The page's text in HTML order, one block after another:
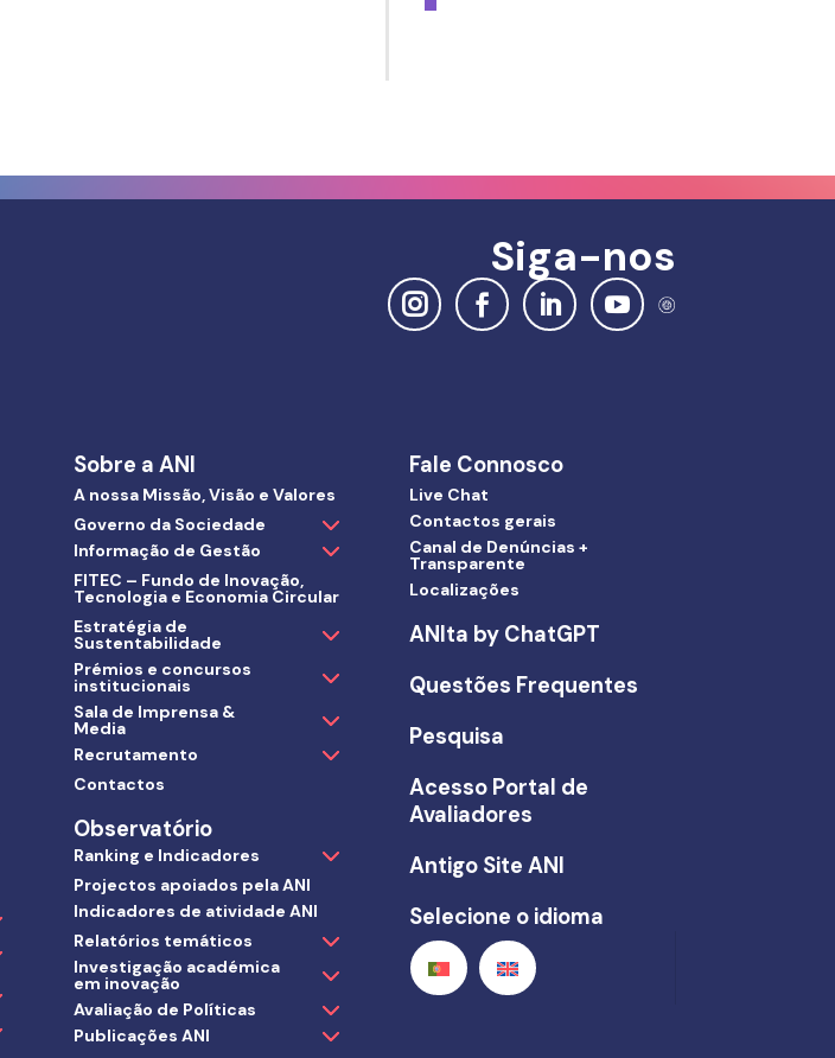
Siga-nos
Sobre a ANI
A nossa Missão, Visão e Valores
Governo da Sociedade
Informação de Gestão
FITEC – Fundo de Inovação,
Tecnologia e Economia Circular
Estratégia de
Sustentabilidade
Prémios e concursos
institucionais
Sala de Imprensa &
Media
Recrutamento
Contactos
Observatório
Ranking e Indicadores
Projectos apoiados pela ANI
Indicadores de atividade ANI
Relatórios temáticos
Investigação académica
em inovação
Avaliação de Políticas
Publicações ANI
Fale Connosco
Live Chat
Contactos gerais
Canal de Denúncias +
Transparente
Localizações
ANIta by ChatGPT
Questões Frequentes
Pesquisa
Acesso Portal de
Avaliadores
Antigo Site ANI
Selecione o idioma